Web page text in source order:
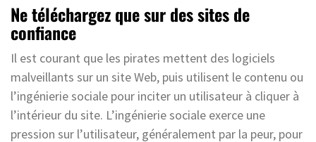
Ne téléchargez que sur des sites de
confiance
Il est courant que les pirates mettent des logiciels
malveillants sur un site Web, puis utilisent le contenu ou
l’ingénierie sociale pour inciter un utilisateur à cliquer à
l’intérieur du site. L’ingénierie sociale exerce une
pression sur l’utilisateur, généralement par la peur, pour